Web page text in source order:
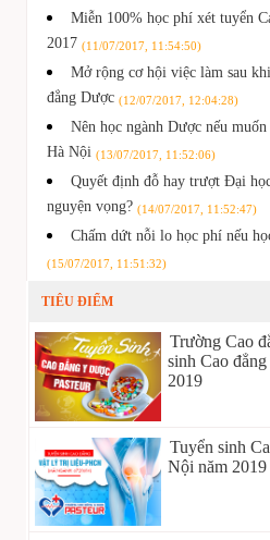
Miễn 100% học phí xét tuyển
2017 (11/07/2017, 11:54:50)
Mở rộng cơ hội việc làm sau
đẳng Dược (12/07/2017, 12:04:28)
Nên học ngành Dược nếu
Hà Nội (13/07/2017, 11:52:06)
Quyết định đỗ hay trượt Đại
nguyện vọng? (14/07/2017, 11:52:47)
Chấm dứt nỗi lo học phí nếu
(15/07/2017, 11:51:32)
TIÊU ĐIỂM
Trường Cao
sinh Cao
2019
Tuyển sinh
Nội năm